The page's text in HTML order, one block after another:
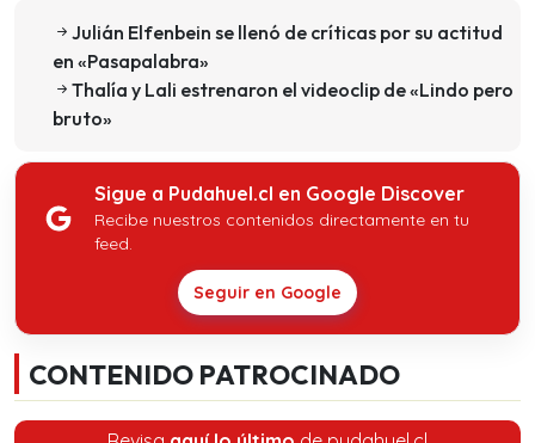
Julián Elfenbein se llenó de críticas por su actitud
en «Pasapalabra»
Thalía y Lali estrenaron el videoclip de «Lindo pero
bruto»
Sigue a Pudahuel.cl en Google Discover
Recibe nuestros contenidos directamente en tu
feed.
Seguir en Google
CONTENIDO PATROCINADO